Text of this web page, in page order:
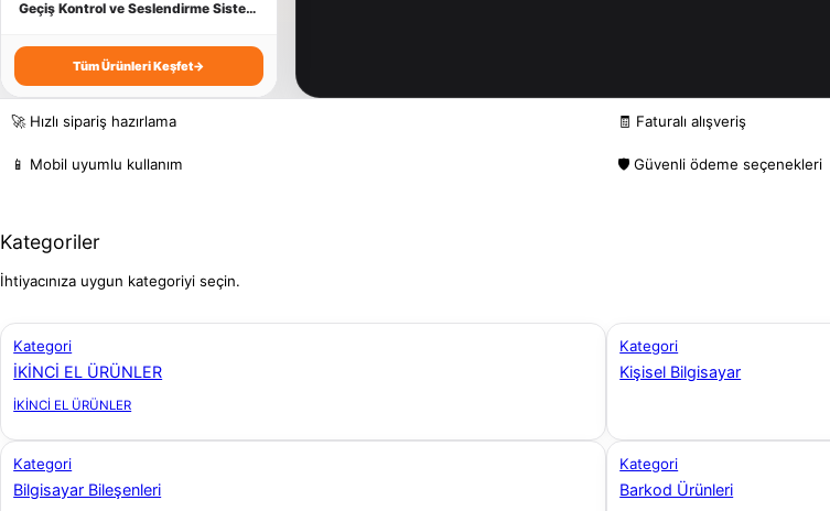
Geçiş Kontrol ve Seslendirme Sistemleri
Tüm Ürünleri Keşfet→
🚀 Hızlı sipariş hazırlama 🧾 Faturalı alışveriş
📱 Mobil uyumlu kullanım 🛡️ Güvenli ödeme seçenekleri
Kategoriler
İhtiyacınıza uygun kategoriyi seçin.
Kategori
İKİNCİ EL ÜRÜNLER
İKİNCİ EL ÜRÜNLER
Kategori
Kişisel Bilgisayar
Kategori
Bilgisayar Bileşenleri
Kategori
Barkod Ürünleri